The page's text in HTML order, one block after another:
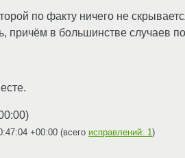
по факту ничего не
причём в большинстве случаев
)
+00:00 (всего исправлений: 1 )